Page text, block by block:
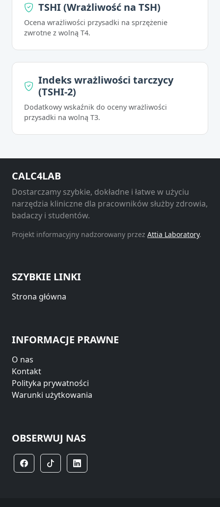
TSHI (Wrażliwość na TSH)
Ocena wrażliwości przysadki na sprzężenie
zwrotne z wolną T4.
Indeks wrażliwości tarczycy
(TSHI-2)
Dodatkowy wskaźnik do oceny wrażliwości
przysadki na wolną T3.
CALC4LAB
Dostarczamy szybkie, dokładne i łatwe w użyciu
narzędzia kliniczne dla pracowników służby zdrowia,
badaczy i studentów.
Projekt informacyjny nadzorowany przez Attia Laboratory.
SZYBKIE LINKI
Strona główna
INFORMACJE PRAWNE
O nas
Kontakt
Polityka prywatności
Warunki użytkowania
OBSERWUJ NAS